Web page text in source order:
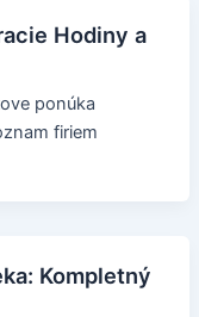
Hodiny a
ponúka
firiem
Kompletný